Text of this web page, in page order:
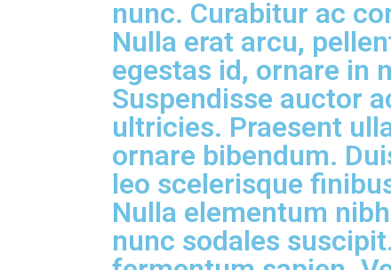
nunc. Curabitur ac
Nulla erat arcu,
egestas id, ornare in
Suspendisse auctor
ultricies. Praesent
ornare bibendum.
leo scelerisque
Nulla elementum
nunc sodales